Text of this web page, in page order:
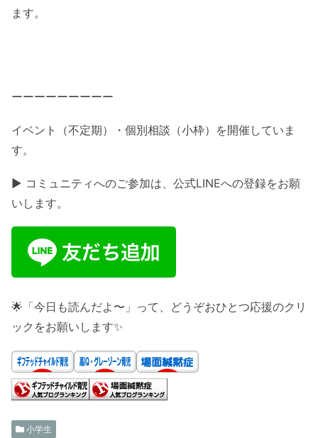
ます。
ーーーーーーーーー
イベント（不定期）・個別相談（小枠）を開催していま
す。
▶ コミュニティへのご参加は、公式LINEへの登録をお願
いします。
🌟「今日も読んだよ〜」って、どうぞおひとつ応援のクリ
ックをお願いします✨
小学生